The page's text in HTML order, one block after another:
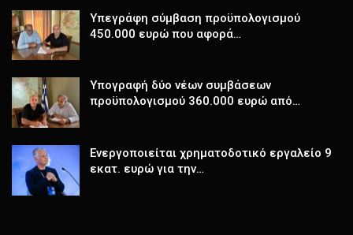
Υπεγράφη σύμβαση προϋπολογισμού
450.000 ευρώ που αφορά…
Υπογραφή δύο νέων συμβάσεων
προϋπολογισμού 360.000 ευρώ από…
Ενεργοποιείται χρηματοδοτικό εργαλείο 9
εκατ. ευρώ για την…